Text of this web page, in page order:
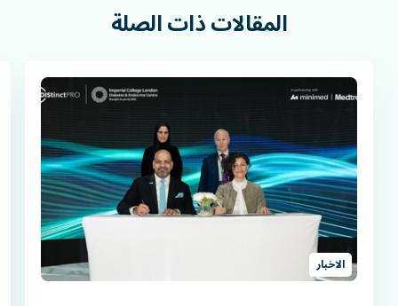
المقالاتذاتالصلة
الاخبار